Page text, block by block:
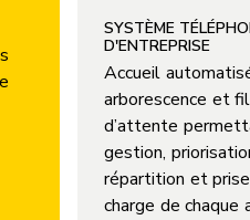
SYSTÈME
D'ENTREPRISE
Accueil
arborescence et
d’attente
gestion,
répartition et
charge de chaque